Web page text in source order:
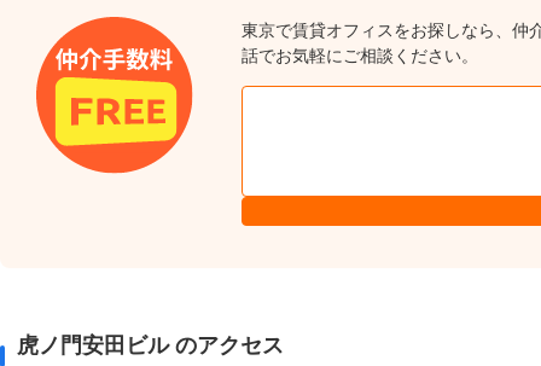
東京で賃貸オフィスをお探しなら、仲
話でお気軽にご相談ください。
虎ノ門安田ビル のアクセス